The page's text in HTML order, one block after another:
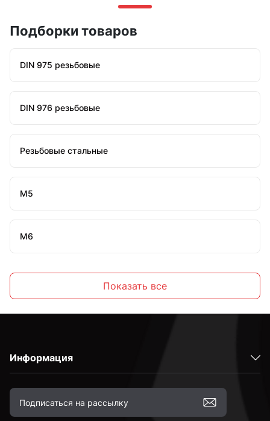
Подборки товаров
DIN 975 резьбовые
DIN 976 резьбовые
Резьбовые стальные
М5
М6
М12
М14
Показать все
Информация